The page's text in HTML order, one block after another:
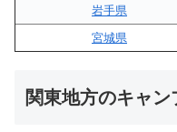
岩手県
宮城県
関東地方のキャン